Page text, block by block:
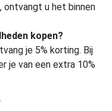
u het binnen
kopen?
je 5% korting. Bij
je van een extra 10%